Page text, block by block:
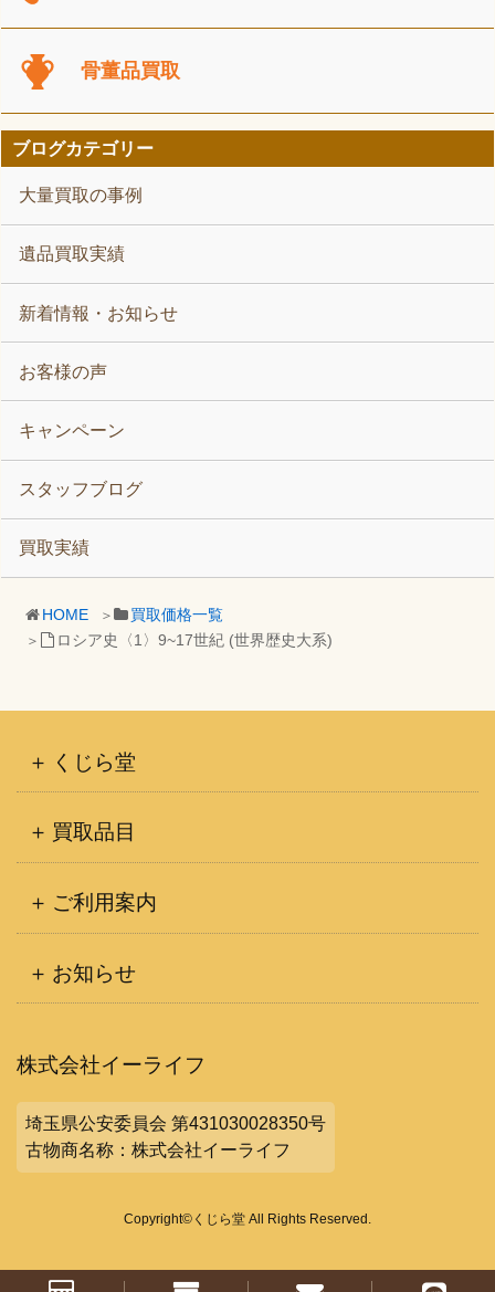
HOME
買取価格一覧
ロシア史〈1〉9~17世紀 (世界歴史大系)
骨董品買取
ブログカテゴリー
大量買取の事例
遺品買取実績
新着情報・お知らせ
お客様の声
キャンペーン
スタッフブログ
買取実績
くじら堂
買取品目
ご利用案内
お知らせ
株式会社イーライフ
埼玉県公安委員会 第431030028350号
古物商名称：株式会社イーライフ
Copyright©くじら堂 All Rights Reserved.